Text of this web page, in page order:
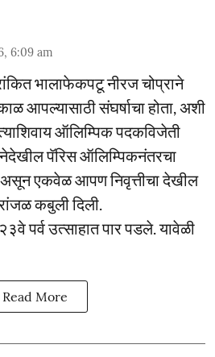
6:09 am
भालाफेकपटू नीरज चोप्राने
आपल्यासाठी संघर्षाचा होता, अशी
ऑलिम्पिक पदकविजेती
पॅरिस ऑलिम्पिकनंतरचा
एकवेळ आपण निवृत्तीचा देखील
कबुली दिली.
पर्व उत्साहात पार पडले. यावेळी
Read More